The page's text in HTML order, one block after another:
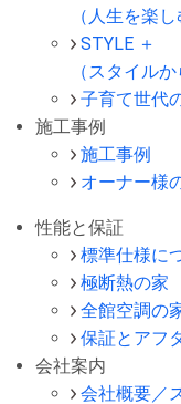
（人生を楽
STYLE ＋
（スタイル
子育て世代
施工事例
施工事例
オーナー様
性能と保証
標準仕様に
極断熱の家
全館空調の
保証とアフ
会社案内
会社概要／